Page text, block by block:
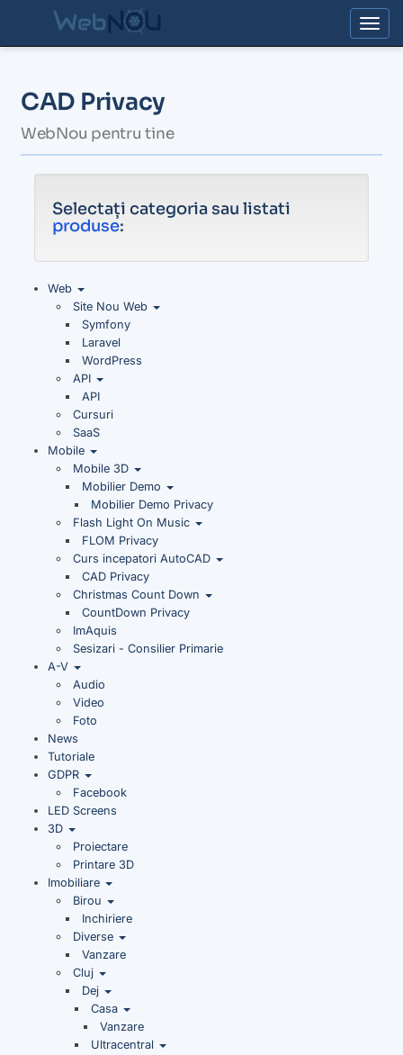
CAD Privacy
WebNou pentru tine
Selectați categoria sau listati
produse:
Web
Site Nou Web
Symfony
Laravel
WordPress
API
API
Cursuri
SaaS
Mobile
Mobile 3D
Mobilier Demo
Mobilier Demo Privacy
Flash Light On Music
FLOM Privacy
Curs incepatori AutoCAD
CAD Privacy
Christmas Count Down
CountDown Privacy
ImAquis
Sesizari - Consilier Primarie
A-V
Audio
Video
Foto
News
Tutoriale
GDPR
Facebook
LED Screens
3D
Proiectare
Printare 3D
Imobiliare
Birou
Inchiriere
Diverse
Vanzare
Cluj
Dej
Casa
Vanzare
Ultracentral